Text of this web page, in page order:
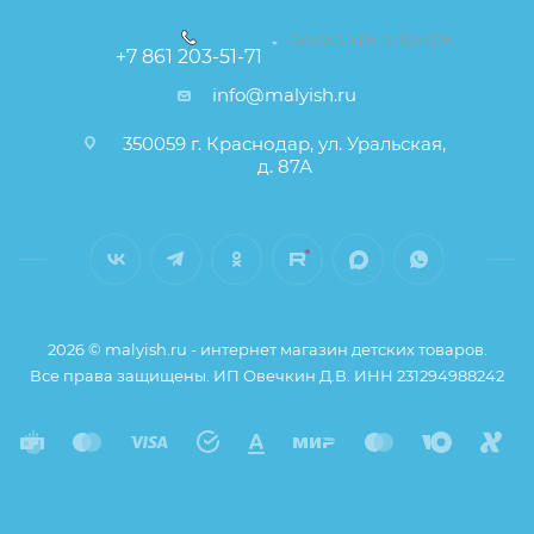
+7 861 203-51-71
ЗАКАЗАТЬ ЗВОНОК
info@malyish.ru
350059 г. Краснодар, ул. Уральская,
д. 87А
2026 © malyish.ru - интернет магазин детских товаров.
Все права защищены. ИП Овечкин Д.В. ИНН 231294988242